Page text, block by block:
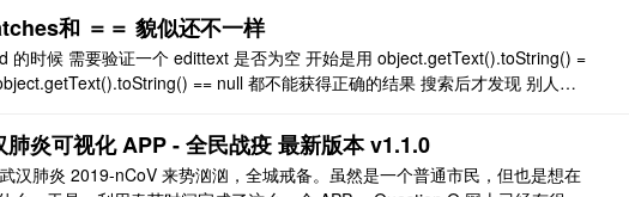
的征途上，我们需要你的加入！ 我们需要这样的你 ..
和 ＝＝ 貌似还不一样
的时候 需要验证一个 edittext 是否为空 开始是用 object.getText().toString() =
== null 都不能获得正确的结果 搜索后才发现 别人用
肺炎可视化 APP - 全民战疫 最新版本 v1.1.0
汉肺炎 2019-nCoV 来势汹汹，全城戒备。虽然是一个普通市民，但也是想在